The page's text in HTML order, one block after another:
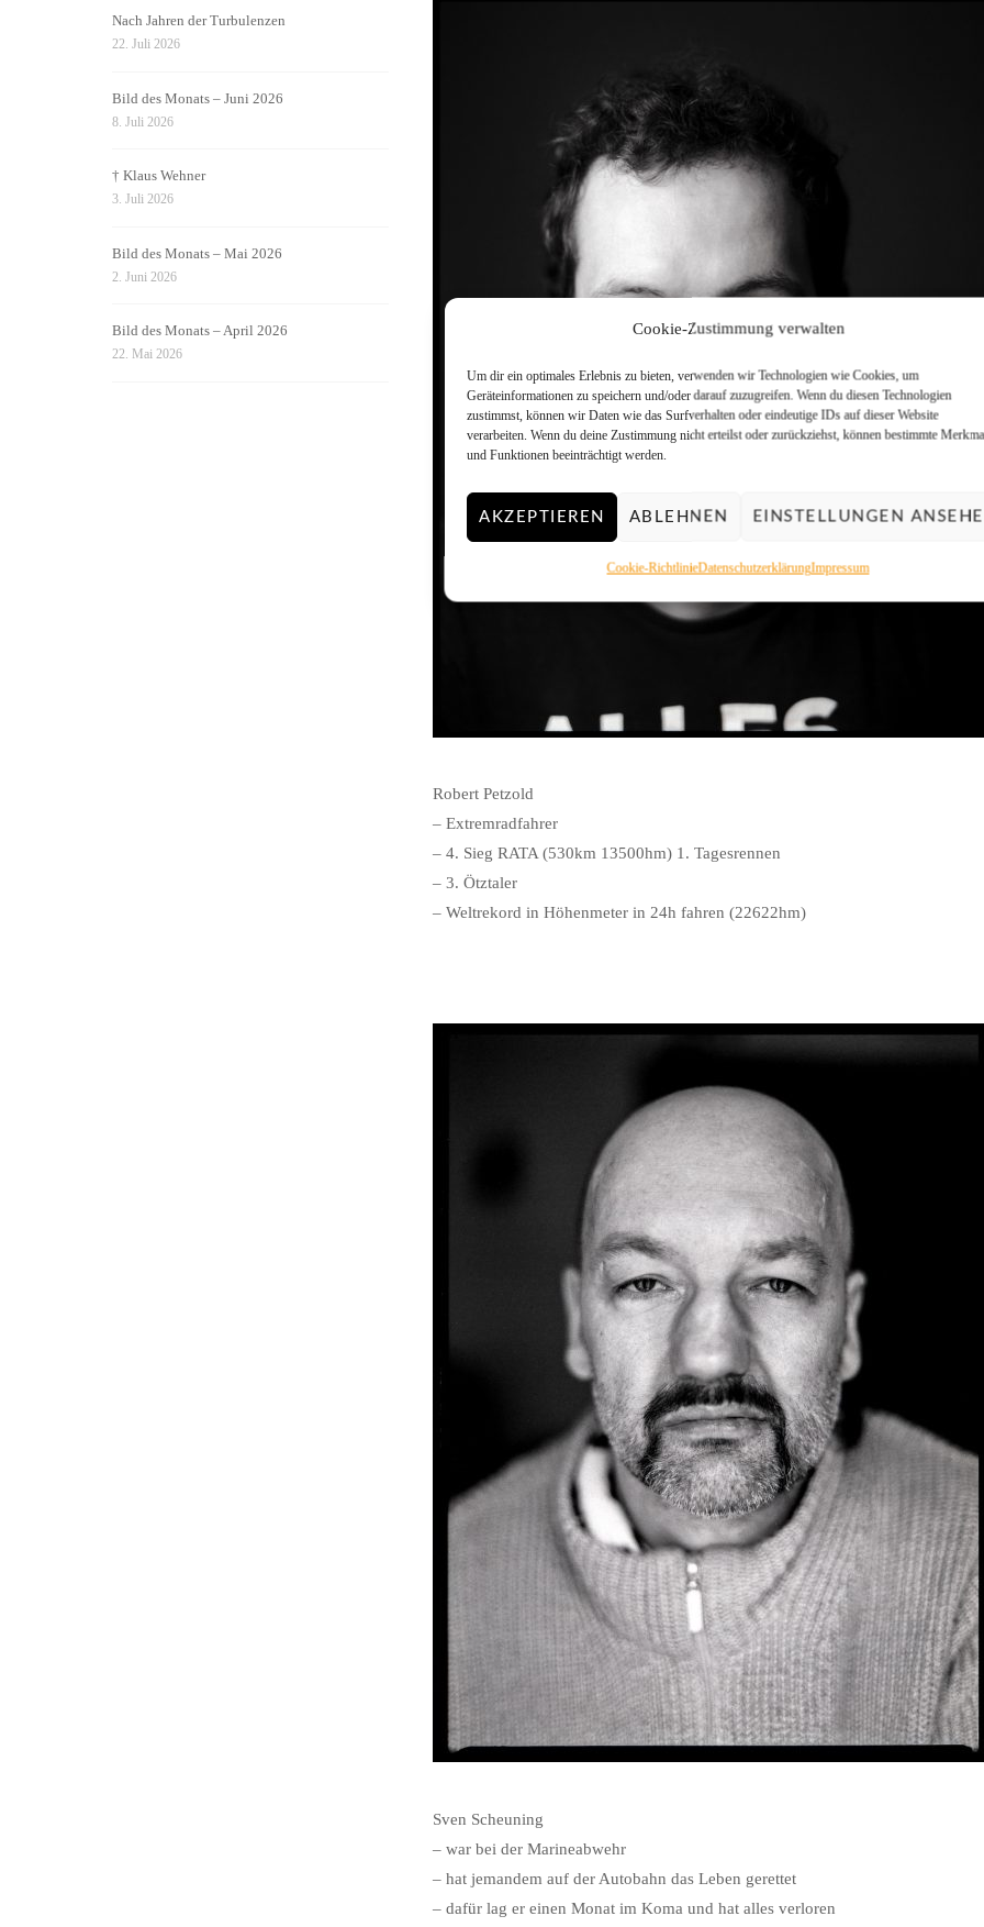
Cookie-Zustimmung verwalten
Um dir ein optimales Erlebnis zu bieten, verwenden wir Technologien wie Cookies, um
Geräteinformationen zu speichern und/oder darauf zuzugreifen. Wenn du diesen Technologien
zustimmst, können wir Daten wie das Surfverhalten oder eindeutige IDs auf dieser Website
verarbeiten. Wenn du deine Zustimmung nicht erteilst oder zurückziehst, können bestimmte
und Funktionen beeinträchtigt werden.
AKZEPTIEREN ABLEHNEN EINSTELLUNGEN
Cookie-RichtlinieDatenschutzerklärungImpressum
Robert Petzold
– Extremradfahrer
– 4. Sieg RATA (530km 13500hm) 1. Tagesrennen
– 3. Ötztaler
– Weltrekord in Höhenmeter in 24h fahren (22622hm)
Sven Scheuning
– war bei der Marineabwehr
– hat jemandem auf der Autobahn das Leben gerettet
– dafür lag er einen Monat im Koma und hat alles verloren
Nach Jahren der Turbulenzen
22. Juli 2026
Bild des Monats – Juni 2026
8. Juli 2026
† Klaus Wehner
3. Juli 2026
Bild des Monats – Mai 2026
2. Juni 2026
Bild des Monats – April 2026
22. Mai 2026